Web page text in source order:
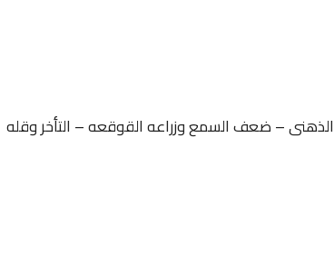
الذهنى – ضعف السمع وزراعه القوقعه – التأخر وقله